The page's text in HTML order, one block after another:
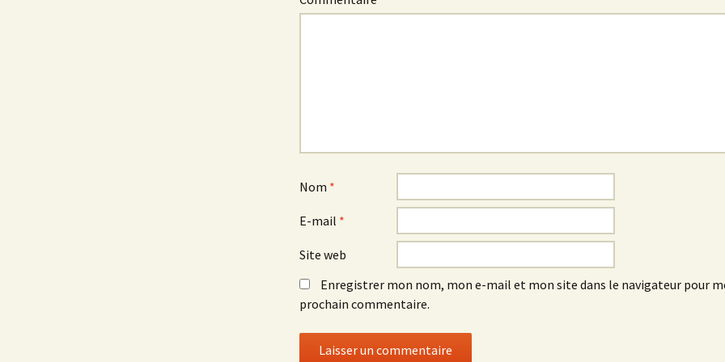
Nom *
E-mail *
Site web
Enregistrer mon nom, mon e-mail et mon site dans le navigateur pour
prochain commentaire.